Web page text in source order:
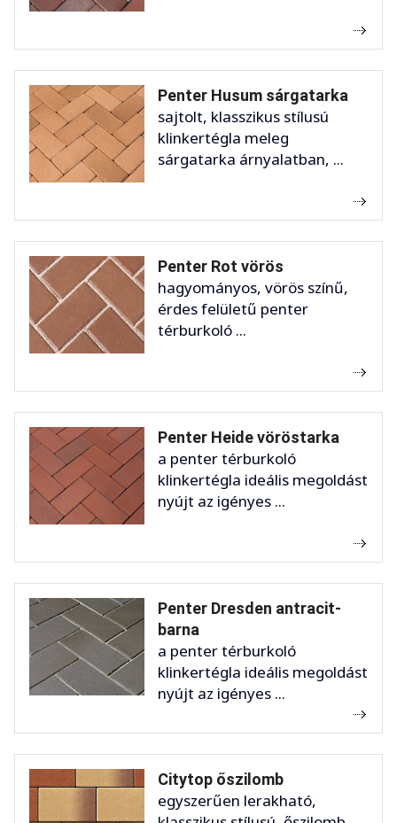
Penter Husum sárgatarka
sajtolt, klasszikus stílusú
klinkertégla meleg
sárgatarka árnyalatban, ...
Penter Rot vörös
hagyományos, vörös színű,
érdes felületű penter
térburkoló ...
Penter Heide vöröstarka
a penter térburkoló
klinkertégla ideális megoldást
nyújt az igényes ...
Penter Dresden antracit-
barna
a penter térburkoló
klinkertégla ideális megoldást
nyújt az igényes ...
Citytop őszilomb
egyszerűen lerakható,